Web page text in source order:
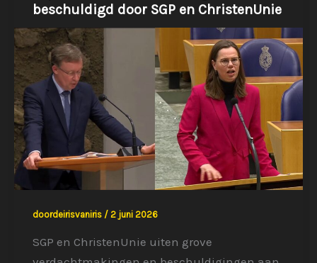
beschuldigd door SGP en ChristenUnie
doordeirisvaniris / 2 juni 2026
SGP en ChristenUnie uiten grove